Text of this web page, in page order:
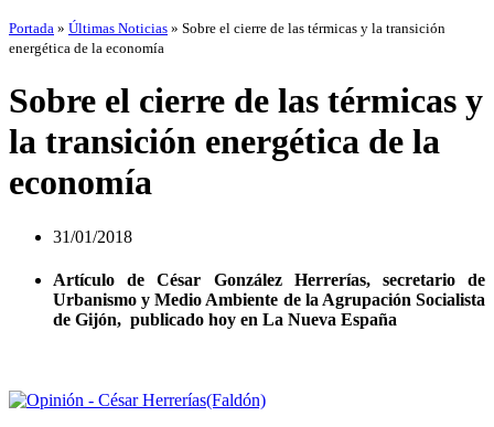
Portada » Últimas Noticias » Sobre el cierre de las térmicas y la transición
energética de la economía
Sobre el cierre de las térmicas y
la transición energética de la
economía
31/01/2018
Artículo de César González Herrerías, secretario de
Urbanismo y Medio Ambiente de la Agrupación Socialista
de Gijón, publicado hoy en La Nueva España